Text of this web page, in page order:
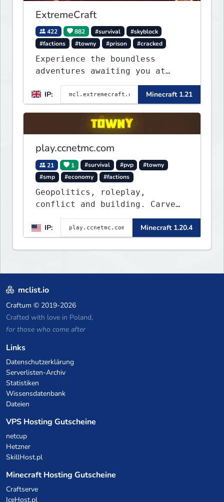
ExtremeCraft
422 882 #survival
#skyblock
#factions
#towny #prison #cracked
Experience the boundless
adventures awaiting you at
journey through a plethora of
exhilarating game modes,
blending both timeless
classics and innovative new
experiences seamlessly.
IP: Minecraft 1.21
play.ccnetmc.com
21 1 #survival #pvp
#towny
#smp
#economy #factions
Geopolitics, roleplay,
conflict and building. Carve
out your own story on a 1:1000
map of Earth using tanks,
warships, guns and more.
Express your creative side by
will envy.
IP: Minecraft 1.20.4
mclist.io
Craftum © 2019-2026
Crafted with love in Poland,
for those who come after
Links
Datenschutzerklärung
Serverlisten-Archiv
Statistiken
Wissensdatenbank
Dateien
VPS Hosting Gutscheine
netcup
Hetzner
SkillHost.pl
Minecraft Hosting Gutscheine
Craftserve
IceHost.pl